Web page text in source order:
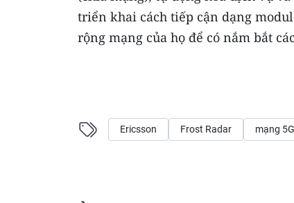
triển khai cách tiếp cận dạng
rộng mạng của họ để có nắm bắt
Ericsson Frost Radar mạng 5G